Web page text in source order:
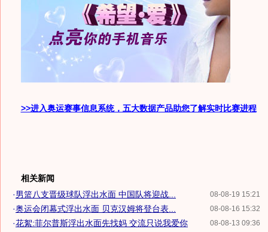
>>进入奥运赛事信息系统，五大数据产品助您了解实时比赛进程
相关新闻
08-08-19 15:21
·男篮八支晋级球队浮出水面 中国队将迎战...
08-08-16 15:32
·奥运会闭幕式浮出水面 贝克汉姆将登台表...
08-08-13 09:36
·花絮:菲尔普斯浮出水面先找妈 交流只说我爱你